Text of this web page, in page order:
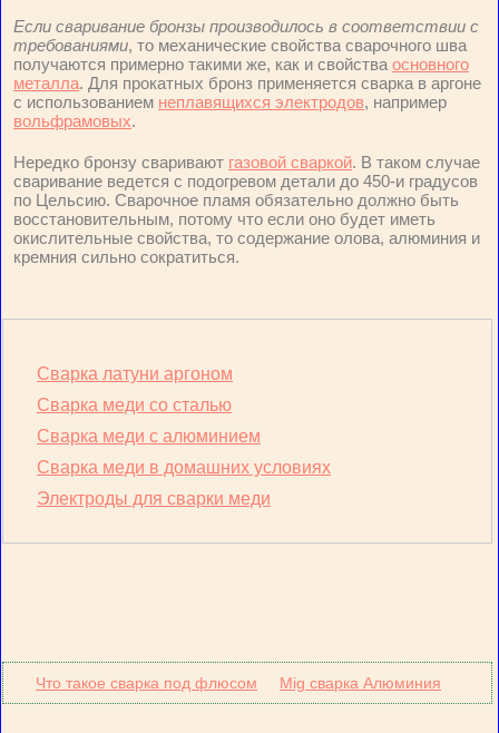
Если сваривание бронзы производилось в соответствии с
требованиями, то механические свойства сварочного шва
получаются примерно такими же, как и свойства основного
металла. Для прокатных бронз применяется сварка в аргоне
с использованием неплавящихся электродов, например
вольфрамовых.
Нередко бронзу сваривают газовой сваркой. В таком случае
сваривание ведется с подогревом детали до 450-и градусов
по Цельсию. Сварочное пламя обязательно должно быть
восстановительным, потому что если оно будет иметь
окислительные свойства, то содержание олова, алюминия и
кремния сильно сократиться.
Сварка латуни аргоном
Сварка меди со сталью
Сварка меди с алюминием
Сварка меди в домашних условиях
Электроды для сварки меди
Что такое сварка под флюсом Mig сварка Алюминия